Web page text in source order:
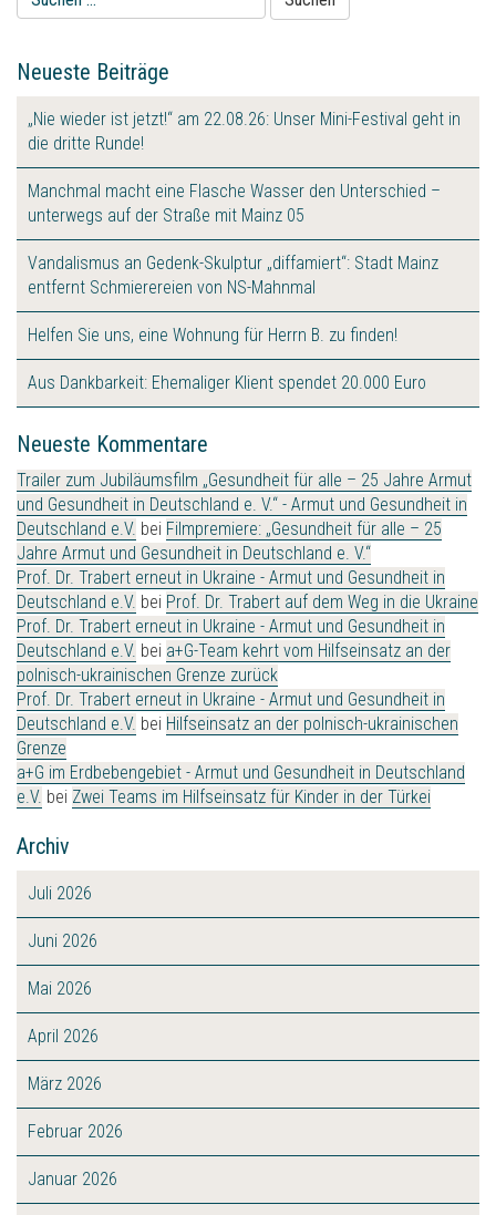
nach:
Neueste Beiträge
„Nie wieder ist jetzt!“ am 22.08.26: Unser Mini-Festival geht in
die dritte Runde!
Manchmal macht eine Flasche Wasser den Unterschied –
unterwegs auf der Straße mit Mainz 05
Vandalismus an Gedenk-Skulptur „diffamiert“: Stadt Mainz
entfernt Schmierereien von NS-Mahnmal
Helfen Sie uns, eine Wohnung für Herrn B. zu finden!
Aus Dankbarkeit: Ehemaliger Klient spendet 20.000 Euro
Neueste Kommentare
Trailer zum Jubiläumsfilm „Gesundheit für alle – 25 Jahre Armut
und Gesundheit in Deutschland e. V.“ - Armut und Gesundheit in
Deutschland e.V. bei Filmpremiere: „Gesundheit für alle – 25
Jahre Armut und Gesundheit in Deutschland e. V.“
Prof. Dr. Trabert erneut in Ukraine - Armut und Gesundheit in
Deutschland e.V. bei Prof. Dr. Trabert auf dem Weg in die Ukraine
Prof. Dr. Trabert erneut in Ukraine - Armut und Gesundheit in
Deutschland e.V. bei a+G-Team kehrt vom Hilfseinsatz an der
polnisch-ukrainischen Grenze zurück
Prof. Dr. Trabert erneut in Ukraine - Armut und Gesundheit in
Deutschland e.V. bei Hilfseinsatz an der polnisch-ukrainischen
Grenze
a+G im Erdbebengebiet - Armut und Gesundheit in Deutschland
e.V. bei Zwei Teams im Hilfseinsatz für Kinder in der Türkei
Archiv
Juli 2026
Juni 2026
Mai 2026
April 2026
März 2026
Februar 2026
Januar 2026